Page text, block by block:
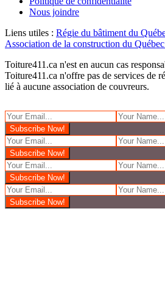
Nous joindre
Liens utiles : Régie du bâtiment du
Association de la construction du
Toiture411.ca n'est en aucun cas
Toiture411.ca n'offre pas de services de
lié à aucune association de couvreurs.